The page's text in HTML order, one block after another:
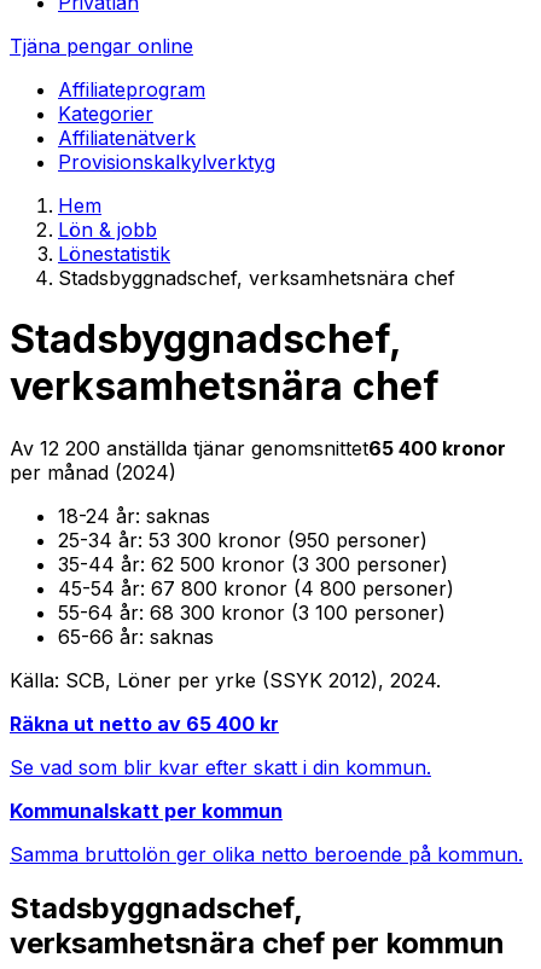
Tjäna pengar online
Affiliateprogram
Kategorier
Affiliatenätverk
Provisionskalkylverktyg
Hem
Lön & jobb
Lönestatistik
Stadsbyggnadschef, verksamhetsnära chef
Stadsbyggnadschef,
verksamhetsnära chef
Av 12 200 anställda tjänar genomsnittet65 400 kronor
per månad (2024)
18-24 år: saknas
25-34 år: 53 300 kronor (950 personer)
35-44 år: 62 500 kronor (3 300 personer)
45-54 år: 67 800 kronor (4 800 personer)
55-64 år: 68 300 kronor (3 100 personer)
65-66 år: saknas
Källa: SCB, Löner per yrke (SSYK 2012), 2024.
Räkna ut netto av 65 400 kr
Se vad som blir kvar efter skatt i din kommun.
Kommunalskatt per kommun
Samma bruttolön ger olika netto beroende på kommun.
Stadsbyggnadschef,
verksamhetsnära chef per kommun